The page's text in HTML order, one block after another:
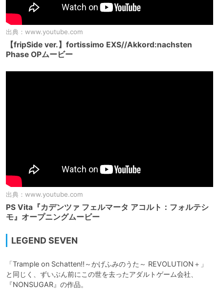
出典： www.youtube.com
【fripSide ver.】fortissimo EXS//Akkord:nachsten
Phase OPムービー
出典： www.youtube.com
PS Vita『カデンツァ フェルマータ アコルト：フォルテシ
モ』オープニングムービー
LEGEND SEVEN
「Trample on Schatten!!～かげふみのうた～ REVOLUTION＋」
と同じく、ずいぶん前にこの世を去ったアダルトゲーム会社、
『NONSUGAR』の作品。